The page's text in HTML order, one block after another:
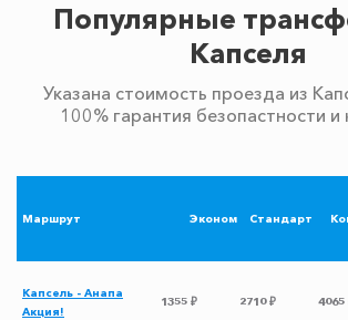
Популярные
Капселя
Указана стоимость проезда из
100% гарантия безопастности
Маршрут Эконом Стандарт
Капсель - Анапа
Акция!
1355 ₽ 2710 ₽ 4065